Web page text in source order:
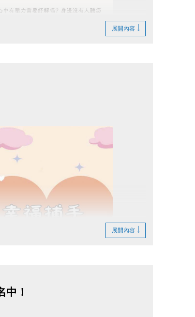
送完為止。
名額尚未額滿
8級檢定通過前10名可領取獎勵)，
名通過藍帽檢定，則您為第9名通過
展開內容
展開內容
！